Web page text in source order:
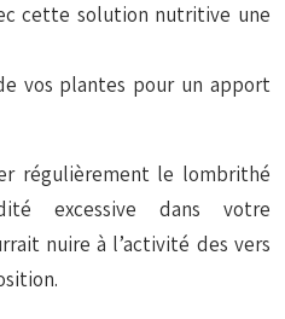
cette solution nutritive une
vos plantes pour un apport
régulièrement le lombrithé
excessive dans votre
nuire à l’activité des vers